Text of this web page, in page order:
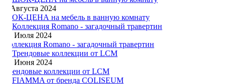
3 Августа 2024
ШОК-ЦЕНА на мебель в ванную комнату
27 Июля 2024
Коллекция Romano - загадочный травертин
24 Июня 2024
Трендовые коллекции от LCM